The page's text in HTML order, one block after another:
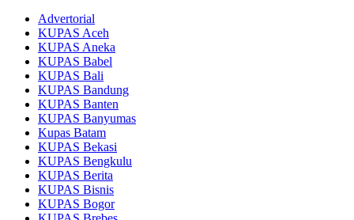
Advertorial
KUPAS Aceh
KUPAS Aneka
KUPAS Babel
KUPAS Bali
KUPAS Bandung
KUPAS Banten
KUPAS Banyumas
Kupas Batam
KUPAS Bekasi
KUPAS Bengkulu
KUPAS Berita
KUPAS Bisnis
KUPAS Bogor